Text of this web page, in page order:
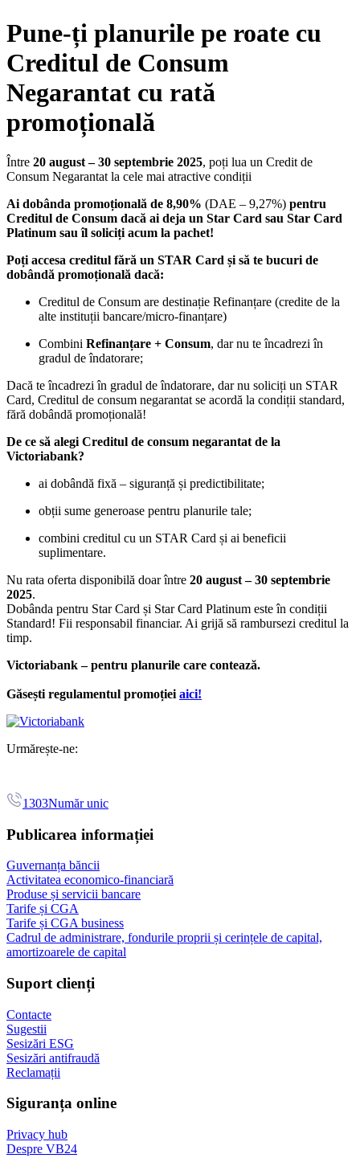
Pune-ți planurile pe roate cu
Creditul de Consum
Negarantat cu rată
promoțională
Între 20 august – 30 septembrie 2025, poți lua un Credit de
Consum Negarantat la cele mai atractive condiții
Ai dobânda promoțională de 8,90% (DAE – 9,27%) pentru
Creditul de Consum dacă ai deja un Star Card sau Star Card
Platinum sau îl soliciți acum la pachet!
Poți accesa creditul fără un STAR Card și să te bucuri de
dobândă promoțională dacă:
Creditul de Consum are destinație Refinanțare (credite de la
alte instituții bancare/micro-finanțare)
Combini Refinanțare + Consum, dar nu te încadrezi în
gradul de îndatorare;
Dacă te încadrezi în gradul de îndatorare, dar nu soliciți un STAR
Card, Creditul de consum negarantat se acordă la condiții standard,
fără dobândă promoțională!
De ce să alegi Creditul de consum negarantat de la
Victoriabank?
ai dobândă fixă – siguranță și predictibilitate;
obții sume generoase pentru planurile tale;
combini creditul cu un STAR Card și ai beneficii
suplimentare.
Nu rata oferta disponibilă doar între 20 august – 30 septembrie
2025.
Dobânda pentru Star Card și Star Card Platinum este în condiții
Standard! Fii responsabil financiar. Ai grijă să rambursezi creditul la
timp.
Victoriabank – pentru planurile care contează.
Găsești regulamentul promoției aici!
Urmărește-ne:
1303Număr unic
Publicarea informației
Guvernanța băncii
Activitatea economico-financiară
Produse și servicii bancare
Tarife și CGA
Tarife și CGA business
Cadrul de administrare, fondurile proprii și cerințele de capital,
amortizoarele de capital
Suport clienți
Contacte
Sugestii
Sesizări ESG
Sesizări antifraudă
Reclamații
Siguranța online
Privacy hub
Despre VB24